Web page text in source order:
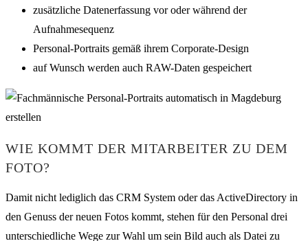
zusätzliche Datenerfassung vor oder während der
Aufnahmesequenz
Personal-Portraits gemäß ihrem Corporate-Design
auf Wunsch werden auch RAW-Daten gespeichert
WIE KOMMT DER MITARBEITER ZU DEM
FOTO?
Damit nicht lediglich das CRM System oder das ActiveDirectory in
den Genuss der neuen Fotos kommt, stehen für den Personal drei
unterschiedliche Wege zur Wahl um sein Bild auch als Datei zu